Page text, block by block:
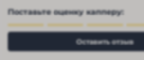
Поставьте оценку капперу:
Оставить отзыв